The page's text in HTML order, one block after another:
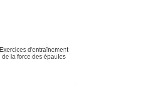
Exercices d'entraînement
de la force des épaules